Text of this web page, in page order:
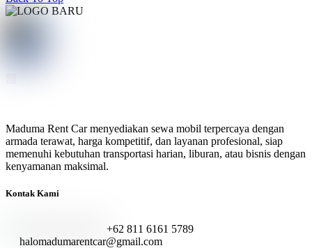
Maduma Rent Car menyediakan sewa mobil terpercaya dengan
armada terawat, harga kompetitif, dan layanan profesional, siap
memenuhi kebutuhan transportasi harian, liburan, atau bisnis dengan
kenyamanan maksimal.
Kontak Kami
+62 811 6161 5789
halomadumarentcar@gmail.com